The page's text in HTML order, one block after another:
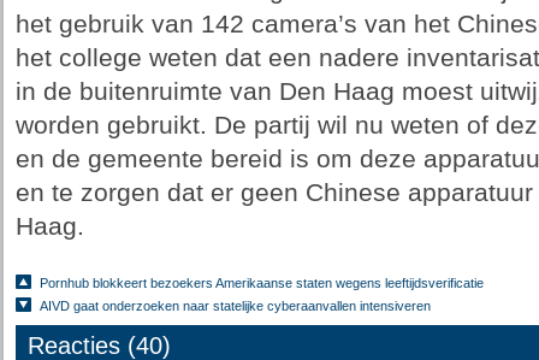
het gebruik van 142 camera’s van het
het college weten dat een nadere
in de buitenruimte van Den Haag moest
worden gebruikt. De partij wil nu weten of
en de gemeente bereid is om deze
en te zorgen dat er geen Chinese
Haag.
Pornhub blokkeert bezoekers Amerikaanse staten wegens leeftijdsverificatie
AIVD gaat onderzoeken naar statelijke cyberaanvallen intensiveren
Reacties (40)